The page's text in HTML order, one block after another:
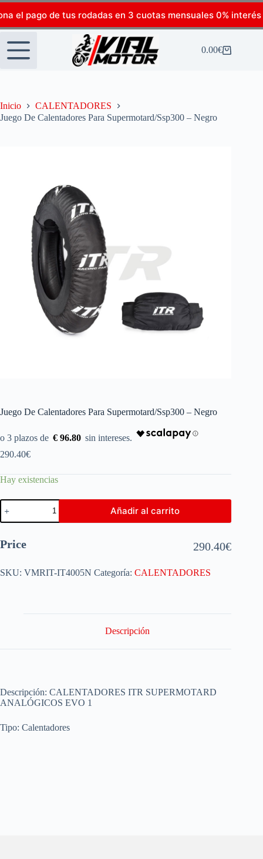
el pago de tus rodadas en 3 cuotas mensuales 0% interés
0.00€
Inicio
CALENTADORES
Juego De Calentadores Para Supermotard/Ssp300 – Negro
Juego De Calentadores Para Supermotard/Ssp300 – Negro
€ 96.80
290.40€
Hay existencias
Añadir al carrito
Price 290.40€
SKU: VMRIT-IT4005N Categoría: CALENTADORES
Descripción
Descripción: CALENTADORES ITR SUPERMOTARD
ANALÓGICOS EVO 1
Tipo: Calentadores